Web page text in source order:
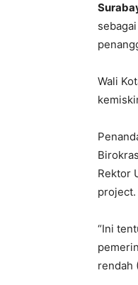
Wali
Rektor
project.
“Ini
rendah